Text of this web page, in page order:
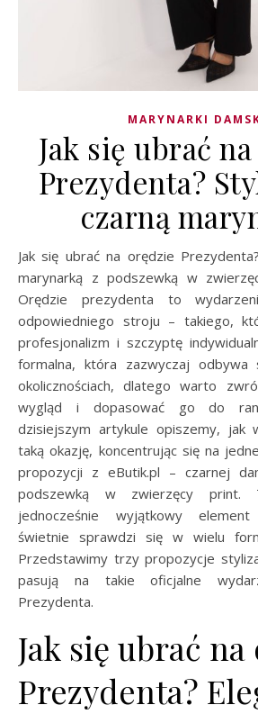
MARYNARKI
Jak się ubrać
Prezydenta?
czarną
Jak się ubrać na orędzie Prezydenta? Stylizacje z czarną
marynarką z podszewką w
Orędzie prezydenta to
odpowiedniego stroju – takiego,
profesjonalizm i szczyptę
formalna, która zazwyczaj odbywa
okolicznościach, dlatego warto
wygląd i dopasować go do
dzisiejszym artykule opiszemy, jak
taką okazję, koncentrując się na
propozycji z eButik.pl – czarnej
podszewką w zwierzęcy print.
jednocześnie wyjątkowy
świetnie sprawdzi się w wielu
Przedstawimy trzy propozycje
pasują na takie oficjalne
Prezydenta.
Jak się ubrać
Prezydenta?